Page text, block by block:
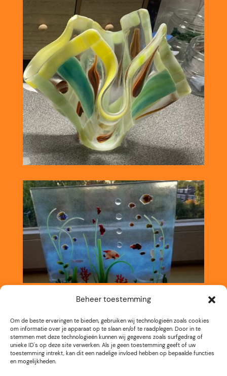
Beheer toestemming
Om de beste ervaringen te bieden, gebruiken wij technologieën zoals cookies
om informatie over je apparaat op te slaan en/of te raadplegen. Door in te
stemmen met deze technologieën kunnen wij gegevens zoals surfgedrag of
unieke ID's op deze site verwerken. Als je geen toestemming geeft of uw
toestemming intrekt, kan dit een nadelige invloed hebben op bepaalde functies
en mogelijkheden.